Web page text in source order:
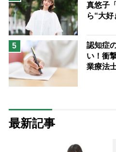
真悠子
ら“大
場は「
5
認知症
い！衝
業療法
最新記事